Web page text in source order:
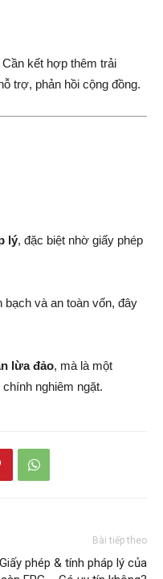
kết hợp thêm trải
trợ, phản hồi cộng đồng.
lý, đặc biệt nhờ giấy phép
và an toàn vốn, đây
lừa đảo, mà là một
nghiêm ngặt.
Bài tiếp theo
Giấy phép & tính pháp lý của